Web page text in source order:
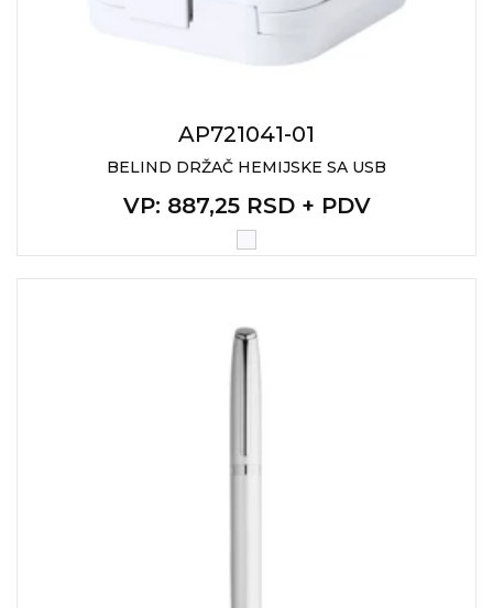
AP721041-01
BELIND DRŽAČ HEMIJSKE SA USB
VP: 887,25 RSD + PDV